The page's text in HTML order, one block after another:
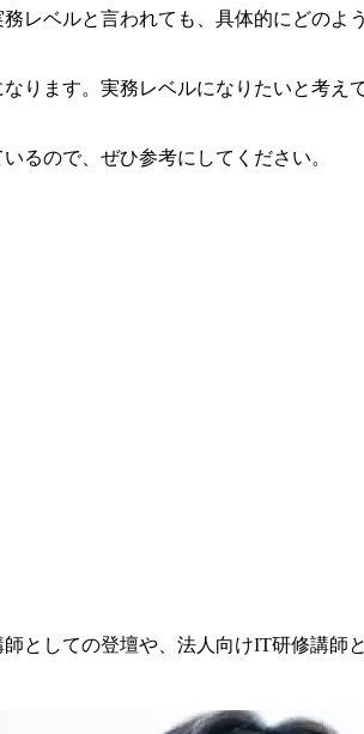
レベルと言われても、具体的にどのよ
ります。実務レベルになりたいと考え
るので、ぜひ参考にしてください。
としての登壇や、法人向けIT研修講師